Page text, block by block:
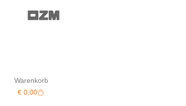
Warenkorb
€ 0,00Warenkorb